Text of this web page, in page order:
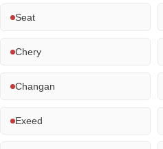
Seat
Chery
Changan
Exeed